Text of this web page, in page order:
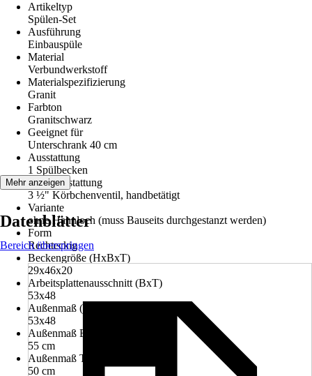
Artikeltyp
Spülen-Set
Ausführung
Einbauspüle
Material
Verbundwerkstoff
Materialspezifizierung
Granit
Farbton
Granitschwarz
Geeignet für
Unterschrank 40 cm
Ausstattung
1 Spülbecken
Ventilausstattung
3 ½" Körbchenventil, handbetätigt
Variante
ohne Hahnloch (muss Bauseits durchgestanzt werden)
Form
Rechteckig
Beckengröße (HxBxT)
29x46x20
Arbeitsplattenausschnitt (BxT)
53x48
Außenmaß (BxT)
53x48
Außenmaß Breite
55 cm
Außenmaß Tiefe
50 cm
Mehr anzeigen
Datenblätter
Bereich überspringen